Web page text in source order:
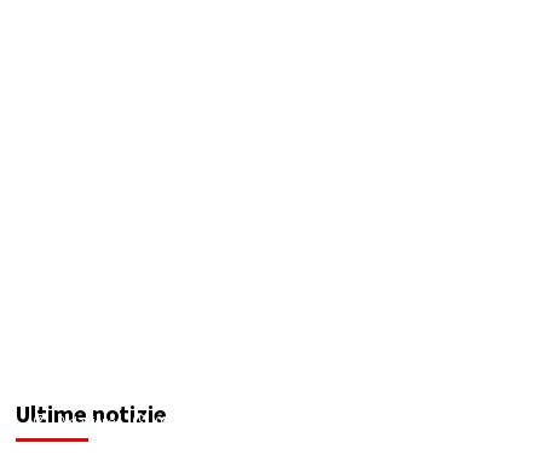
Ultime notizie
Redazione 08/08/2026